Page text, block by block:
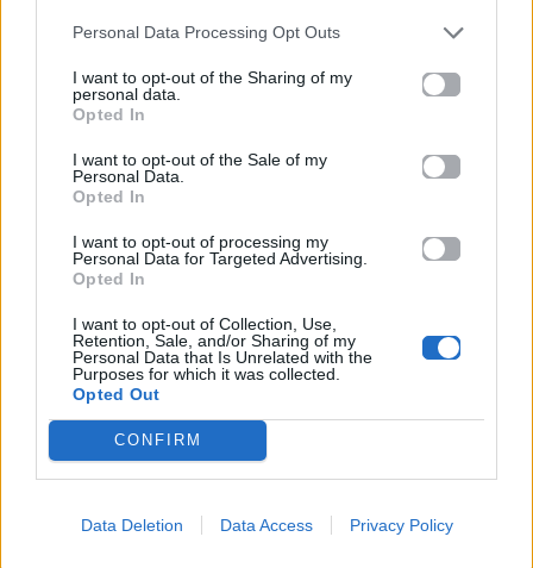
Personal Data Processing Opt Outs
I want to opt-out of the Sharing of my
personal data.
Opted In
I want to opt-out of the Sale of my
Personal Data.
Opted In
I want to opt-out of processing my
Personal Data for Targeted Advertising.
Opted In
I want to opt-out of Collection, Use,
Retention, Sale, and/or Sharing of my
Personal Data that Is Unrelated with the
Purposes for which it was collected.
Opted Out
CONFIRM
Data Deletion Data Access Privacy Policy
Me & My Pet: Η
‪@KaterinaVlachou‬ και
η Λίζα στο 2ο
18.12.2024
Me & My Pet: Το Mad
Viral στην Cosmote TV
αγαπημένα μας
16.12.2024
Mad Viral
Halloween καμπάνια
@nefelimeg στο Mad